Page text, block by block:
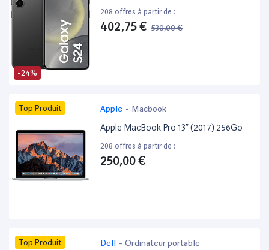
-24%
208 offres à partir de :
402,75 € 530,00 €
Top Produit Apple - Macbook
Apple MacBook Pro 13” (2017) 256Go
208 offres à partir de :
250,00 €
Top Produit Dell - Ordinateur portable